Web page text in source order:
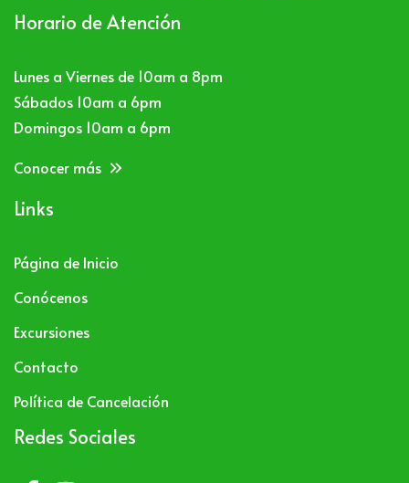
Horario de Atención
Lunes a Viernes de 10am a 8pm
Sábados 10am a 6pm
Domingos 10am a 6pm
Conocer más
Links
Página de Inicio
Conócenos
Excursiones
Contacto
Política de Cancelación
Redes Sociales